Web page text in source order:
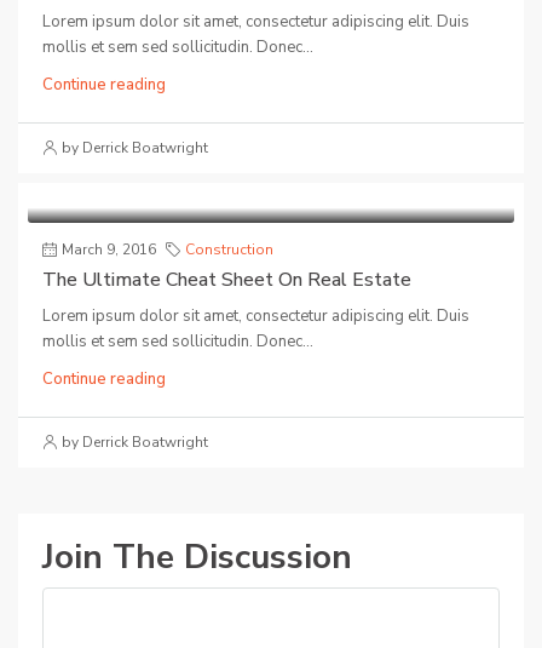
Lorem ipsum dolor sit amet, consectetur adipiscing elit. Duis
mollis et sem sed sollicitudin. Donec...
Continue reading
by Derrick Boatwright
March 9, 2016 Construction
The Ultimate Cheat Sheet On Real Estate
Lorem ipsum dolor sit amet, consectetur adipiscing elit. Duis
mollis et sem sed sollicitudin. Donec...
Continue reading
by Derrick Boatwright
Join The Discussion